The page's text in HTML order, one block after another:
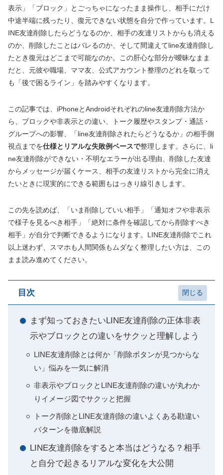
表示」「ブロック」とごっちゃになったまま操作し、相手にだけ
中途半端に残ったり、復元できない状態を自分で作っています。L
INE友達削除したらどうなるのか、相手の友達リストからも消える
のか、削除したことはバレるのか、そして間違えてline友達削除し
たとき復元はどこまで可能なのか。この肝心な部分が曖昧なまま
だと、元彼や職場、ママ友、公式アカウント整理のどれを取って
も「後で困るライン」を踏みやすくなります。
この記事では、iPhoneとAndroidそれぞれのline友達削除方法か
ら、ブロックや非表示との違い、トーク履歴やスタンプ・通話・
グループへの影響、「line友達削除されたらどうなるか」の相手側
視点までを仕様とリアルな失敗例ベースで整理します。さらに、li
ne友達削除ができない・不明なエラーが出る理由、削除した友達
からメッセージが届くケース、相手の友達リストから完全に消え
たいときに現実的にできる範囲もはっきり線引きします。
この先を読めば、「いま削除していい相手」「通知オフや非表示
で様子を見るべき相手」「絶対に条件を確認してから削除すべき
相手」が自分で判断できるようになります。LINE友達削除でこれ
以上迷わず、スマホも人間関係もムダなく整理したい方は、この
まま読み進めてください。
目次
まず知っておきたいLINE友達削除の正体非表
示やブロックとの違いをサクッと理解しよう
LINE友達削除とは何か「削除ボタンが見つからな
い」悩みを一気に解消
非表示やブロックとLINE友達削除の違いが丸わか
りイメージ図でサクッと把握
トーク削除とLINE友達削除の違いよくある勘違い
パターンを徹底解説
LINE友達削除をすると本当はどうなる？相手
と自分で起きるリアルな変化を大公開